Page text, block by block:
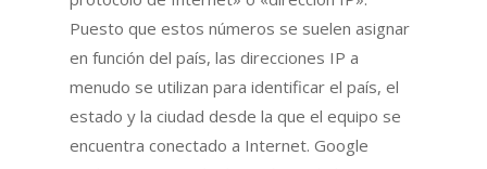
Puesto que estos números se suelen asignar
en función del país, las direcciones IP a
menudo se utilizan para identificar el país, el
estado y la ciudad desde la que el equipo se
encuentra conectado a Internet. Google